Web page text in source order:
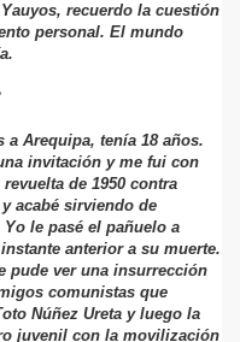
recuerdo la cuestión
personal. El mundo
a Arequipa, tenía 18 años.
invitación y me fui con
de 1950 contra
acabé sirviendo de
le pasé el pañuelo a
anterior a su muerte.
pude ver una insurrección
comunistas que
Núñez Ureta y luego la
juvenil con la movilización